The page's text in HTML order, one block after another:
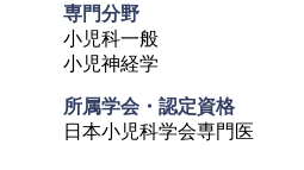
専門分野
小児科一般
小児神経学
所属学会・認定資格
日本小児科学会専門医